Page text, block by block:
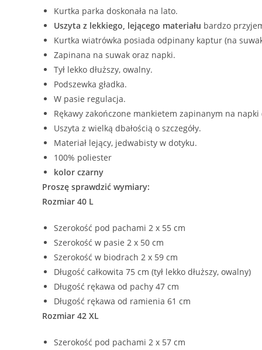
Kurtka parka doskonała na lato.
Uszyta z lekkiego, lejącego materiału bardzo
Kurtka wiatrówka posiada odpinany kaptur (na
Zapinana na suwak oraz napki.
Tył lekko dłuższy, owalny.
Podszewka gładka.
W pasie regulacja.
Rękawy zakończone mankietem zapinanym na
Uszyta z wielką dbałością o szczegóły.
Materiał lejący, jedwabisty w dotyku.
100% poliester
kolor czarny
Proszę sprawdzić wymiary:
Rozmiar 40 L
Szerokość pod pachami 2 x 55 cm
Szerokość w pasie 2 x 50 cm
Szerokość w biodrach 2 x 59 cm
Długość całkowita 75 cm (tył lekko dłuższy, owalny)
Długość rękawa od pachy 47 cm
Długość rękawa od ramienia 61 cm
Rozmiar 42 XL
Szerokość pod pachami 2 x 57 cm